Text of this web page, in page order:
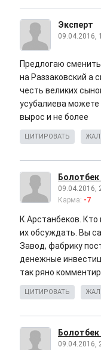
Эксперт
09.04.2016,
Предлогаю
на Раззаковский а
честь великих
усубалиева можете
вырос и не более
ЦИТИРОВАТЬ
Болотбек
09.04.2016,
Карма: -7
К.Арстанбеков. Кто
их обсуждать. Вы
Завод, фабрику
денежные
так ряно
ЦИТИРОВАТЬ
Болотбек
09.04.2016,